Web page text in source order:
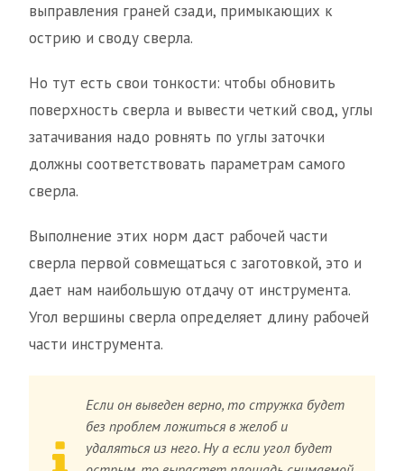
выправления граней сзади, примыкающих к
острию и своду сверла.
Но тут есть свои тонкости: чтобы обновить
поверхность сверла и вывести четкий свод, углы
затачивания надо ровнять по углы заточки
должны соответствовать параметрам самого
сверла.
Выполнение этих норм даст рабочей части
сверла первой совмещаться с заготовкой, это и
дает нам наибольшую отдачу от инструмента.
Угол вершины сверла определяет длину рабочей
части инструмента.
Если он выведен верно, то стружка будет
без проблем ложиться в желоб и
удаляться из него. Ну а если угол будет